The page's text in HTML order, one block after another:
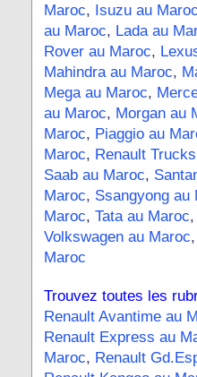
Maroc, Isuzu au
au Maroc, Lada au
Rover au Maroc,
Mahindra au Maroc,
Mega au Maroc,
au Maroc, Morgan au
Maroc, Piaggio au
Maroc, Renault
Saab au Maroc,
Maroc, Ssangyong au
Maroc, Tata au Maroc
Volkswagen au Maroc
Maroc
Trouvez toutes les
Renault Avantime au
Renault Express au
Maroc, Renault